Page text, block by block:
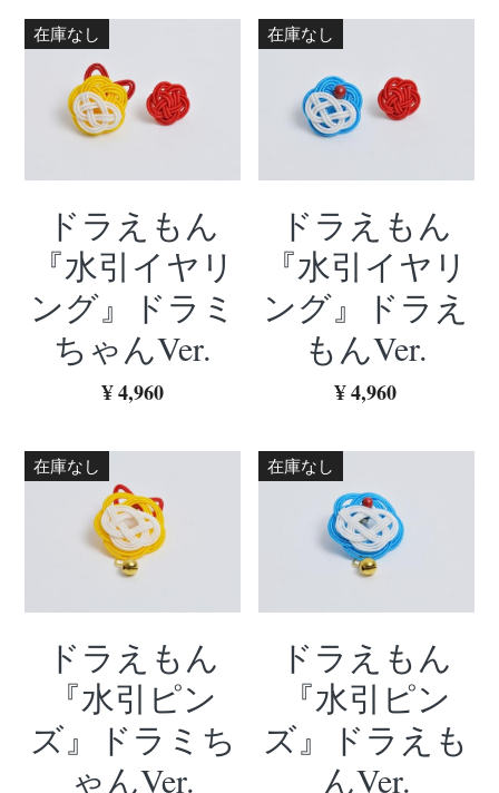
在庫なし
ドラえもん
『水引イヤリ
ング』ドラミ
ちゃんVer.
¥ 4,960
在庫なし
ドラえもん
『水引イヤリ
ング』ドラえ
もんVer.
¥ 4,960
在庫なし
ドラえもん
『水引ピン
ズ』ドラミち
ゃんVer.
在庫なし
ドラえもん
『水引ピン
ズ』ドラえも
んVer.